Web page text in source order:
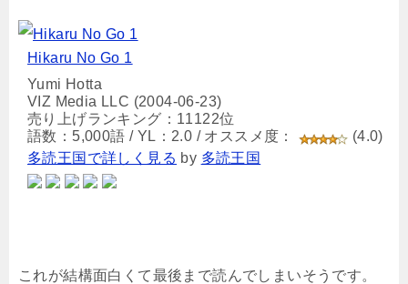
Hikaru No Go 1
Yumi Hotta
VIZ Media LLC (2004-06-23)
売り上げランキング：11122位
語数：5,000語 / YL：2.0 / オススメ度：
(4.0)
多読王国で詳しく見る by 多読王国
これが結構面白くて最後まで読んでしまいそうです。